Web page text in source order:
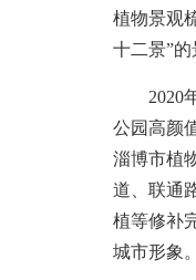
植物景观
十二景”的
2020年,
公园高颜
淄博市植
道、联通
植等修补
城市形象。